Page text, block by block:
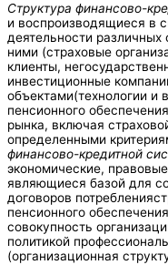
Структура финансово-
и воспроизводящиеся в
деятельности
ними (страховые
клиенты,
инвестиционные
объектами(технологии и
пенсионного
рынка, включая
определенными
финансово-кредитной
экономические,
являющиеся базой для
договоров
пенсионного
совокупность
политикой
(организационная